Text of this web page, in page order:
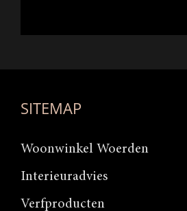
SITEMAP
Woonwinkel Woerden
Interieuradvies
Verfproducten